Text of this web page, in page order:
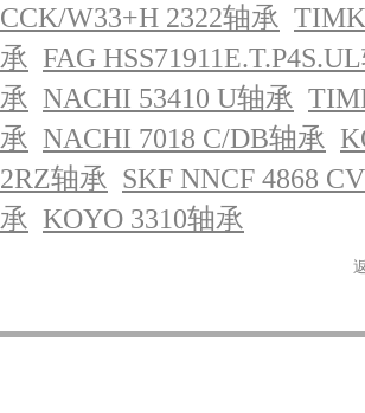
CCK/W33+H 2322轴承
承 FAG
承 NACHI 53410 U轴承
承 NACHI 7018 C/DB轴承
2RZ轴承 SKF NNCF 4868
承 KOYO 3310轴承